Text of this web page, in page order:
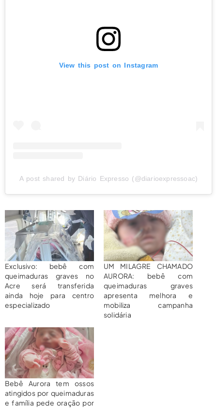
View this post on Instagram
A post shared by Diário Expresso (@diarioexpressoac)
Exclusivo: bebê com
queimaduras graves no
Acre será transferida
ainda hoje para centro
especializado
UM MILAGRE CHAMADO
AURORA: bebê com
queimaduras graves
apresenta melhora e
mobiliza campanha
solidária
Bebê Aurora tem ossos
atingidos por queimaduras
e família pede oração por